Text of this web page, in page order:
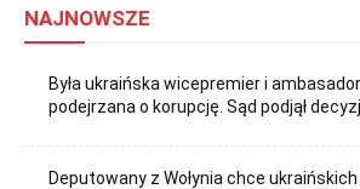
NAJNOWSZE
Była ukraińska wicepremier i
podejrzana o korupcję. Sąd podjął
Deputowany z Wołynia chce